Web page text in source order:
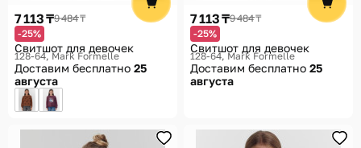
7 113 ₸9 484 ₸
-25%
Свитшот для девочек
128-64 Mark Formelle
Доставим бесплатно 25
августа
7 113 ₸9 484 ₸
-25%
Свитшот для девочек
128-64 Mark Formelle
Доставим бесплатно 25
августа